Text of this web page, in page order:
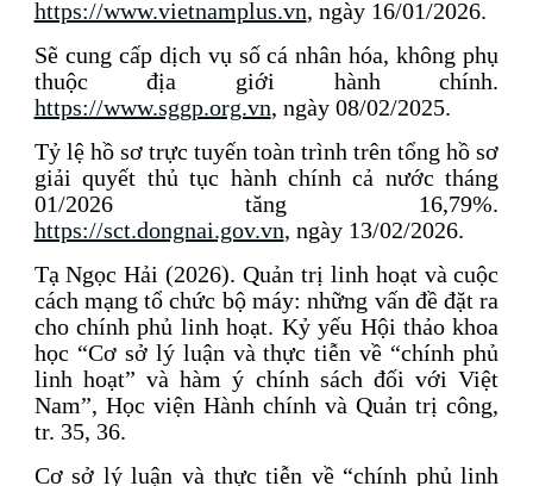
https://www.vietnamplus.vn, ngày 16/01/2026.
Sẽ cung cấp dịch vụ số cá nhân hóa, không phụ
thuộc địa giới hành chính.
https://www.sggp.org.vn, ngày 08/02/2025.
Tỷ lệ hồ sơ trực tuyến toàn trình trên tổng hồ sơ
giải quyết thủ tục hành chính cả nước tháng
01/2026 tăng 16,79%.
https://sct.dongnai.gov.vn, ngày 13/02/2026.
Tạ Ngọc Hải (2026). Quản trị linh hoạt và cuộc
cách mạng tổ chức bộ máy: những vấn đề đặt ra
cho chính phủ linh hoạt. Kỷ yếu Hội thảo khoa
học “Cơ sở lý luận và thực tiễn về “chính phủ
linh hoạt” và hàm ý chính sách đối với Việt
Nam”, Học viện Hành chính và Quản trị công,
tr. 35, 36.
Cơ sở lý luận và thực tiễn về “chính phủ linh